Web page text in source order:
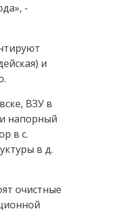
-
и
ВЗУ в
напорный
в с.
в д.
очистные